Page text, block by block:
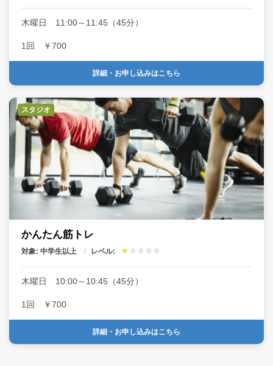
木曜日 11:00～11:45（45分）
1回 ￥700
詳細・お申し込みはこちら
スタジオ
かんたん筋トレ
対象: 中学生以上 レベル:
木曜日 10:00～10:45（45分）
1回 ￥700
詳細・お申し込みはこちら